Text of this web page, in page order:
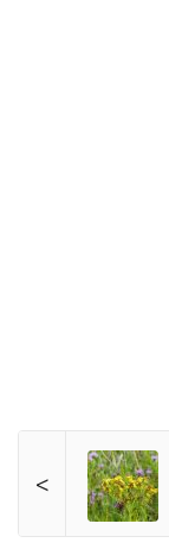
<